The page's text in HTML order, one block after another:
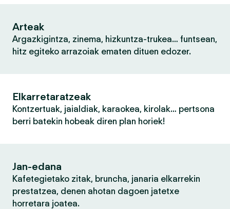
Arteak
Argazkigintza, zinema, hizkuntza-trukea… funtsean,
hitz egiteko arrazoiak ematen dituen edozer.
Elkarretaratzeak
Kontzertuak, jaialdiak, karaokea, kirolak… pertsona
berri batekin hobeak diren plan horiek!
Jan-edana
Kafetegietako zitak, bruncha, janaria elkarrekin
prestatzea, denen ahotan dagoen jatetxe
horretara joatea.